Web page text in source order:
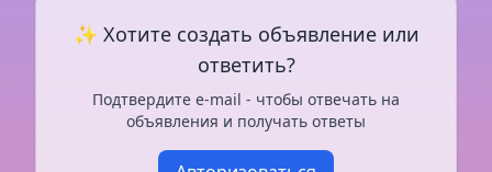
✨ Хотите создать объявление или
ответить?
Подтвердите e-mail - чтобы отвечать на
объявления и получать ответы